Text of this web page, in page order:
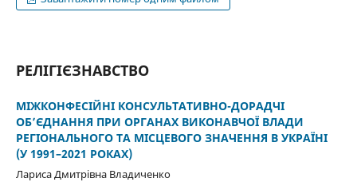
РЕЛІГІЄЗНАВСТВО
МІЖКОНФЕСІЙНІ КОНСУЛЬТАТИВНО-ДОРАДЧІ
ОБ’ЄДНАННЯ ПРИ ОРГАНАХ ВИКОНАВЧОЇ ВЛАДИ
РЕГІОНАЛЬНОГО ТА МІСЦЕВОГО ЗНАЧЕННЯ В УКРАЇНІ
(У 1991–2021 РОКАХ)
Лариса Дмитрівна Владиченко